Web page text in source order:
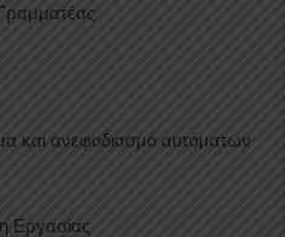
και ανεφοδιασμό αυτόματων
Εργασίας